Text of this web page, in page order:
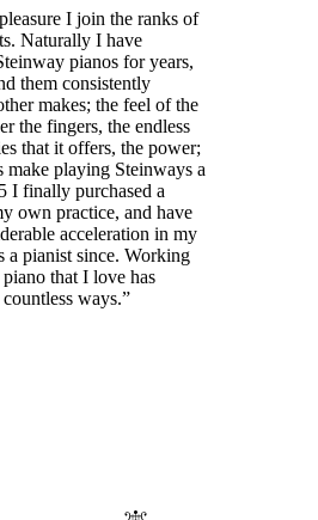
I join the ranks of
Naturally I have
pianos for years,
them consistently
makes; the feel of the
the fingers, the endless
that it offers, the power;
make playing Steinways a
I finally purchased a
own practice, and have
acceleration in my
a pianist since. Working
that I love has
ways.”